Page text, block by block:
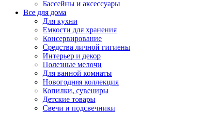
Бассейны и аксессуары
Все для дома
Для кухни
Емкости для хранения
Консервирование
Средства личной гигиены
Интерьер и декор
Полезные мелочи
Для ванной комнаты
Новогодняя коллекция
Копилки, сувениры
Детские товары
Свечи и подсвечники